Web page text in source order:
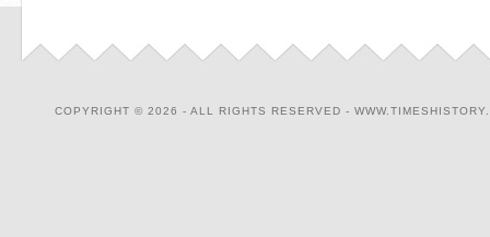
COPYRIGHT © 2026 - ALL RIGHTS RESERVED -